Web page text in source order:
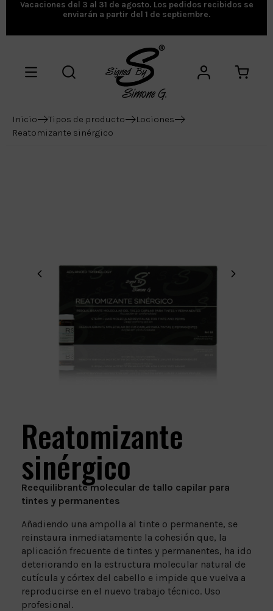
Vacaciones del 3 al 31 de agosto. Los pedidos recibidos se
enviarán a partir del 1 de septiembre.
Inicio Tipos de producto
Lociones
Reatomizante sinérgico
Reatomizante
sinérgico
Reequilibrante molecular de tallo capilar para
tintes y permanentes
Añadiendo una ampolla al tinte o permanente, se
reinstaura inmediatamente la cohesión que, la
aplicación frecuente de tintes y permanentes, ha ido
deteriorando en la estructura molecular natural de
cutícula y córtex del cabello e impide que vuelva a
reproducirse en el nuevo trabajo técnico. Uso
profesional.